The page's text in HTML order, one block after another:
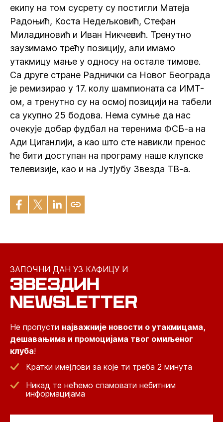
екипу на том сусрету су постигли Матеја
Радоњић, Коста Недељковић, Стефан
Миладиновић и Иван Никчевић. Тренутно
заузимамо трећу позицију, али имамо
утакмицу мање у односу на остале тимове.
Са друге стране Раднички са Новог Београда
је ремизирао у 17. колу шампионата са ИМТ-
ом, а тренутно су на осмој позицији на табели
са укупно 25 бодова. Нема сумње да нас
очекује добар фудбал на теренима ФСБ-а на
Ади Циганлији, а као што сте навикли пренос
ће бити доступан на програму наше клупске
телевизије, као и на Јутјубу Звезда ТВ-а.
ЗАПОЧНИ ДАН УЗ КАФИЦУ И
ЗВЕЗДИН
NEWSLETTER
Не пропусти најважније новости о утакмицама,
дешавањима и промоцијама твог омиљеног
клуба!
Кратки имејлови за које ти треба 2 минута
Никад те нећемо спамовати небитним
информацијама